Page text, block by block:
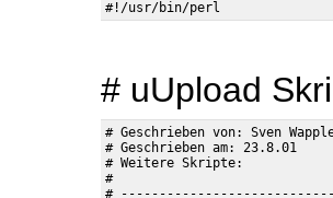
# uUpload
# Geschrieben von: Sven
# Geschrieben am: 23.8.01
# Weitere Skripte:
#
#